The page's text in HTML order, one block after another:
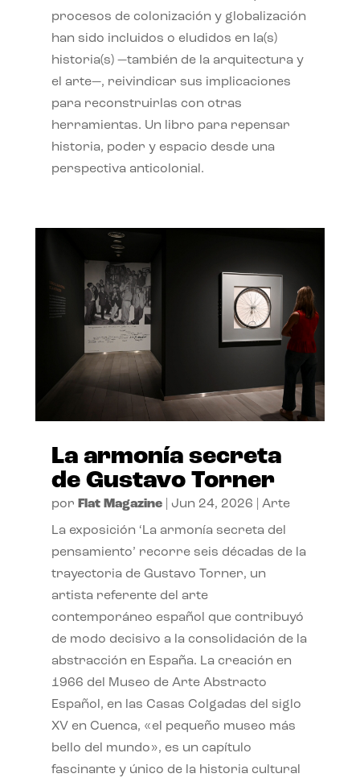
procesos de colonización y globalización
han sido incluidos o eludidos en la(s)
historia(s) —también de la arquitectura y
el arte—, reivindicar sus implicaciones
para reconstruirlas con otras
herramientas. Un libro para repensar
historia, poder y espacio desde una
perspectiva anticolonial.
La armonía secreta
de Gustavo Torner
por Flat Magazine| Jun 24, 2026 Arte
La exposición ‘La armonía secreta del
pensamiento’ recorre seis décadas de la
trayectoria de Gustavo Torner, un
artista referente del arte
contemporáneo español que contribuyó
de modo decisivo a la consolidación de la
abstracción en España. La creación en
1966 del Museo de Arte Abstracto
Español, en las Casas Colgadas del siglo
XV en Cuenca, «el pequeño museo más
bello del mundo», es un capítulo
fascinante y único de la historia cultural